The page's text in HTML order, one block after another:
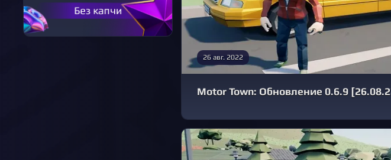
26 авг. 2022
Motor Town: Обновление 0.6.9